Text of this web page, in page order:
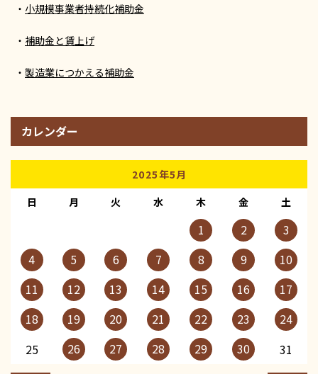
小規模事業者持続化補助金
補助金と賃上げ
製造業につかえる補助金
カレンダー
2025年5月
日
月 火 水 木 金 土
1 2
3
4
5 6 7 8 9
10
11
12 13 14 15 16
17
18
19 20 21 22 23
24
25
26 27 28 29 30 31